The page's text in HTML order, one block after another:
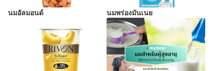
นมอัลมอนด์ นมพร่องมันเนย